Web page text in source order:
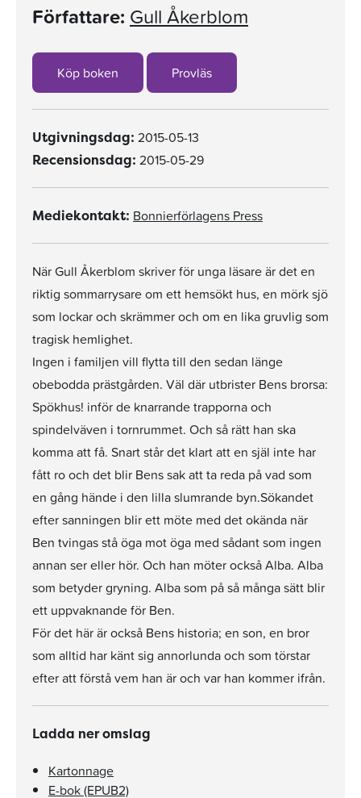
Författare: Gull Åkerblom
Köp boken Provläs
Utgivningsdag: 2015-05-13
Recensionsdag: 2015-05-29
Mediekontakt: Bonnierförlagens Press
När Gull Åkerblom skriver för unga läsare är det en
riktig sommarrysare om ett hemsökt hus, en mörk sjö
som lockar och skrämmer och om en lika gruvlig som
tragisk hemlighet.
Ingen i familjen vill flytta till den sedan länge
obebodda prästgården. Väl där utbrister Bens brorsa:
Spökhus! inför de knarrande trapporna och
spindelväven i tornrummet. Och så rätt han ska
komma att få. Snart står det klart att en själ inte har
fått ro och det blir Bens sak att ta reda på vad som
en gång hände i den lilla slumrande byn.Sökandet
efter sanningen blir ett möte med det okända när
Ben tvingas stå öga mot öga med sådant som ingen
annan ser eller hör. Och han möter också Alba. Alba
som betyder gryning. Alba som på så många sätt blir
ett uppvaknande för Ben.
För det här är också Bens historia; en son, en bror
som alltid har känt sig annorlunda och som törstar
efter att förstå vem han är och var han kommer ifrån.
Ladda ner omslag
Kartonnage
E-bok (EPUB2)